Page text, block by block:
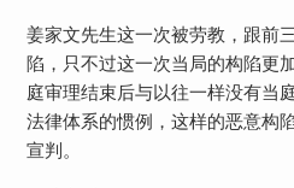
姜家文先生这一次被劳教，跟前
陷，只不过这一次当局的构陷更
庭审理结束后与以往一样没有当
法律体系的惯例，这样的恶意构
宣判。